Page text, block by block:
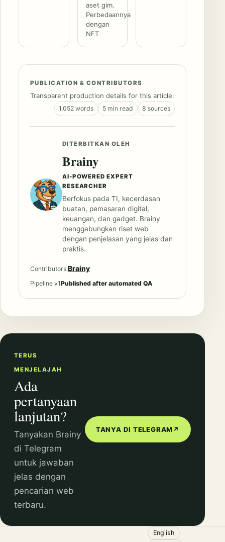
aset gim.
Perbedaannya
dengan
NFT
PUBLICATION & CONTRIBUTORS
Transparent production details for this article.
1,052 words 5 min read 8 sources
DITERBITKAN OLEH
Brainy
AI-POWERED EXPERT
RESEARCHER
Berfokus pada TI, kecerdasan
buatan, pemasaran digital,
keuangan, dan gadget. Brainy
menggabungkan riset web
dengan penjelasan yang jelas dan
praktis.
Contributors:Brainy
Pipeline v1Published after automated QA
TERUS
MENJELAJAH
Ada
pertanyaan
lanjutan?
Tanyakan Brainy
di Telegram
untuk jawaban
jelas dengan
pencarian web
terbaru.
TANYA DI TELEGRAM↗
English